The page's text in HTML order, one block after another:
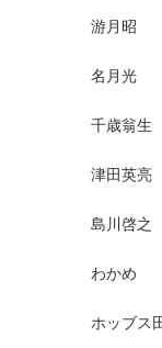
游月昭
月光
千歳翁生
田英亮
島川啓之
わかめ
ッブス田